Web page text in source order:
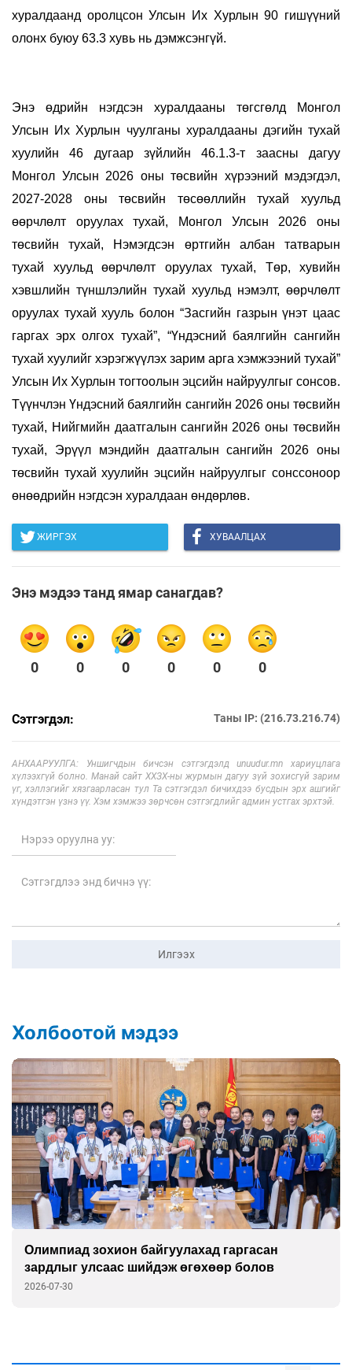
хуралдаанд оролцсон Улсын Их Хурлын 90 гишүүний
олонх буюу 63.3 хувь нь дэмжсэнгүй.
Энэ өдрийн нэгдсэн хуралдааны төгсгөлд Монгол
Улсын Их Хурлын чуулганы хуралдааны дэгийн тухай
хуулийн 46 дугаар зүйлийн 46.1.3-т заасны дагуу
Монгол Улсын 2026 оны төсвийн хүрээний мэдэгдэл,
2027-2028 оны төсвийн төсөөллийн тухай хуульд
өөрчлөлт оруулах тухай, Монгол Улсын 2026 оны
төсвийн тухай, Нэмэгдсэн өртгийн албан татварын
тухай хуульд өөрчлөлт оруулах тухай, Төр, хувийн
хэвшлийн түншлэлийн тухай хуульд нэмэлт, өөрчлөлт
оруулах тухай хууль болон “Засгийн газрын үнэт цаас
гаргах эрх олгох тухай”, “Үндэсний баялгийн сангийн
тухай хуулийг хэрэгжүүлэх зарим арга хэмжээний тухай”
Улсын Их Хурлын тогтоолын эцсийн найруулгыг сонсов.
Түүнчлэн Үндэсний баялгийн сангийн 2026 оны төсвийн
тухай, Нийгмийн даатгалын сангийн 2026 оны төсвийн
тухай, Эрүүл мэндийн даатгалын сангийн 2026 оны
төсвийн тухай хуулийн эцсийн найруулгыг сонссоноор
өнөөдрийн нэгдсэн хуралдаан өндөрлөв.
ЖИРГЭХ ХУВААЛЦАХ
Энэ мэдээ танд ямар санагдав?
0 0 0 0 0 0
Сэтгэгдэл: Таны IP: (216.73.216.74)
АНХААРУУЛГА: Уншигчдын бичсэн сэтгэгдэлд unuudur.mn хариуцлага
хүлээхгүй болно. Манай сайт ХХЗХ-ны журмын дагуу зүй зохисгүй зарим
үг, хэллэгийг хязгаарласан тул Та сэтгэгдэл бичихдээ бусдын эрх ашгийг
хүндэтгэн үзнэ үү. Хэм хэмжээ зөрчсөн сэтгэгдлийг админ устгах эрхтэй.
Илгээх
Холбоотой мэдээ
Засгийн газар Хэнтийн “Их хуралдай”-д
хуралдана
2026-07-30